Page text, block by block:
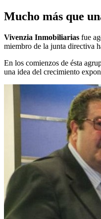
Mucho más que
Vivenzia Inmobiliarias fue
miembro de la junta directiva
En los comienzos de ésta
una idea del crecimiento